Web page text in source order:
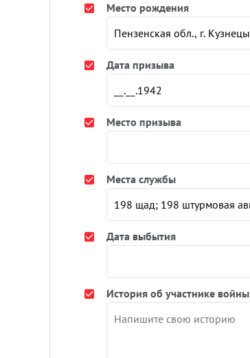
Место рождения
Дата призыва
Место призыва
Места службы
Дата выбытия
История об участнике войны